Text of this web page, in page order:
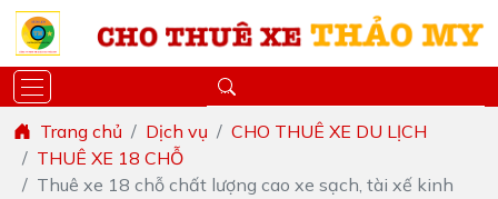
Trang chủ Dịch vụ
CHO THUÊ XE DU LỊCH
THUÊ XE 18 CHỖ
Thuê xe 18 chỗ chất lượng cao xe sạch, tài xế kinh